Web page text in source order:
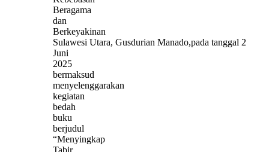
Beragama
dan
Berkeyakinan
Sulawesi Utara, Gusdurian Manado,pada tanggal 2
Juni
2025
bermaksud
menyelenggarakan
kegiatan
bedah
buku
berjudul
“Menyingkap
Tabir